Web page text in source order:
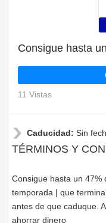
11 Vistas
Caducidad: Sin
TÉRMINOS Y
Consigue hasta un 47%
temporada | que
antes de que caduque.
ahorrar dinero